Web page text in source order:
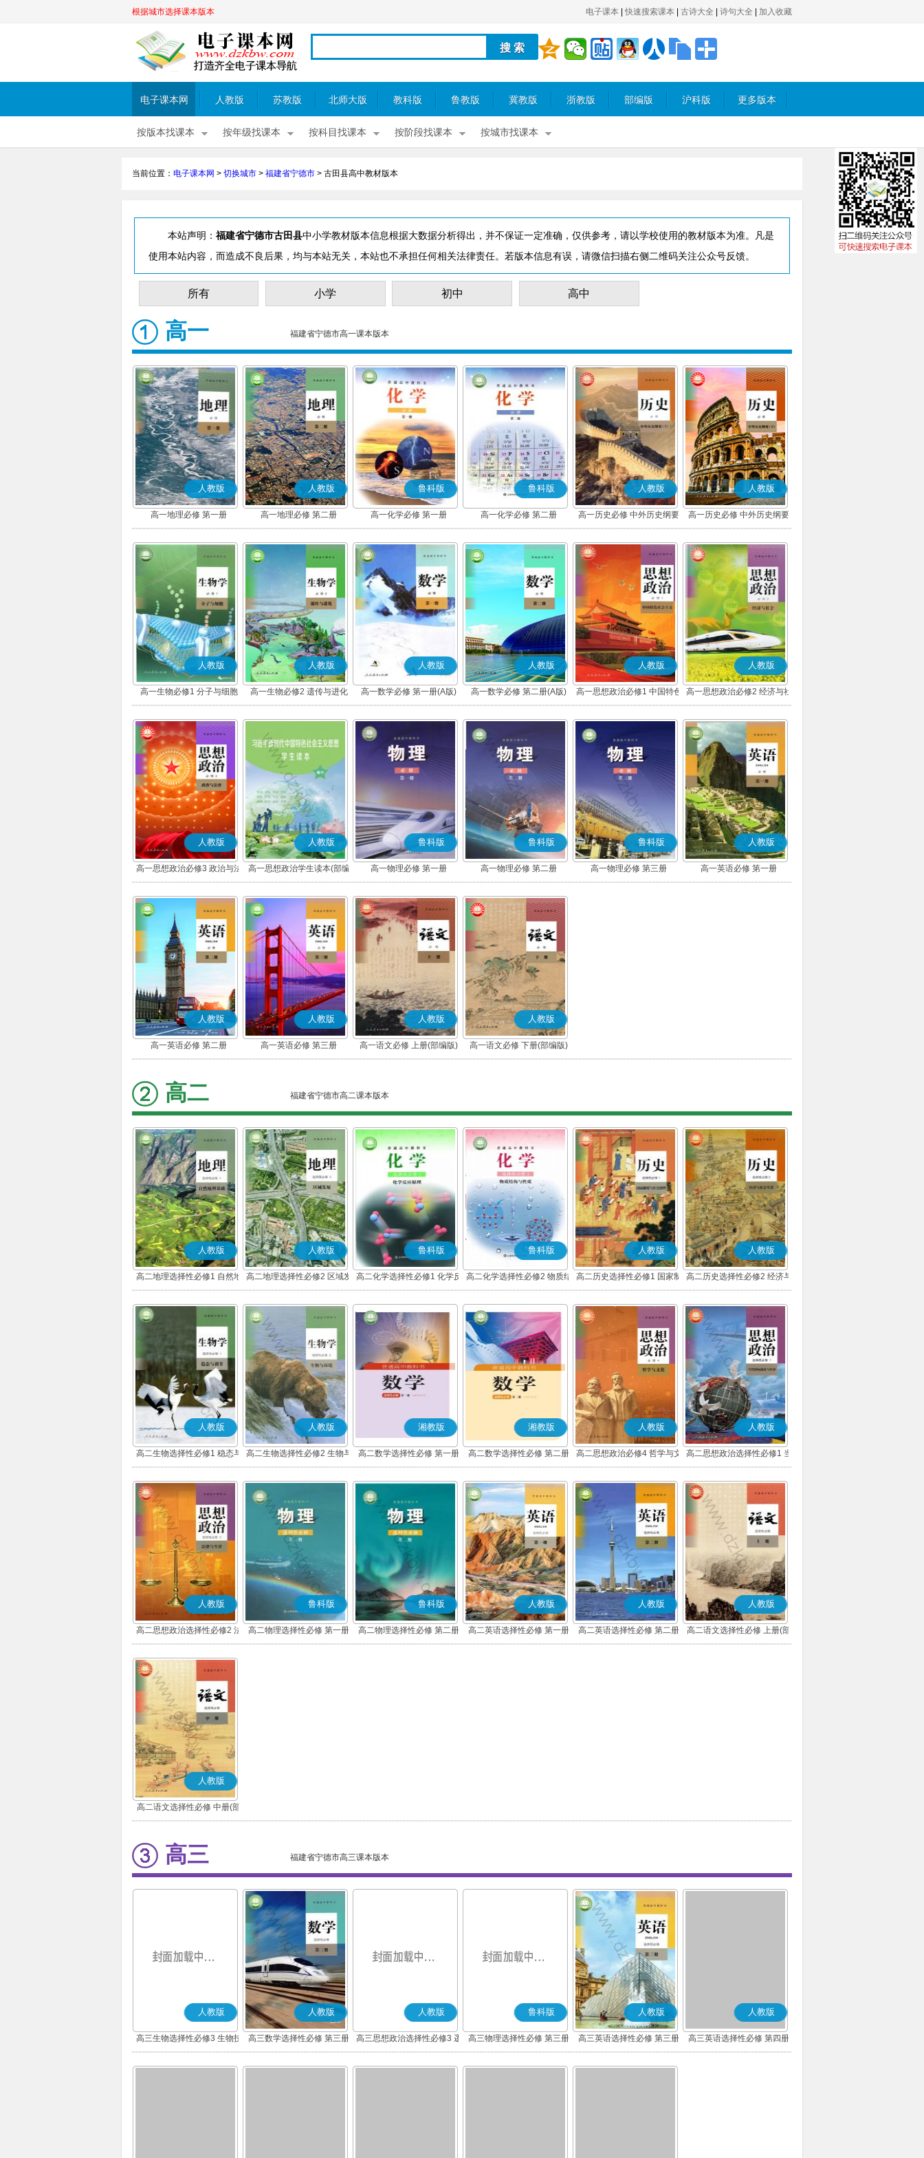
根据城市选择课本版本 电子课本 快速搜索课本 古诗大全 诗句大全 加入收藏
电子课本网 人教版 苏教版 北师大版 教科版 鲁教版 冀教版 浙教版 部编版 沪科版 更多版本
按版本找课本 按年级找课本 按科目找课本 按阶段找课本 按城市找课本
当前位置： 电子课本网 > 切换城市 > 福建省宁德市 > 古田县高中教材版本
本站声明： 福建省宁德市古田县中小学教材版本信息根据大数据分析得出，并不保证一定准确，仅供参考，请以学校使用的教材版本为准。凡是
使用本站内容，而造成不良后果，均与本站无关，本站也不承担任何相关法律责任。若版本信息有误，请微信扫描右侧二维码关注公众号反馈。
所有 小学 初中 高中
高一 福建省宁德市高一课本版本
人教版
高一地理必修 第一册
人教版
高一地理必修 第二册
鲁科版
高一化学必修 第一册
鲁科版
高一化学必修 第二册
人教版
高一历史必修 中外历史纲要
(上)(部编版)
人教版
高一历史必修 中外历史纲要
(下)(部编版)
人教版
高一生物必修1 分子与细胞
人教版
高一生物必修2 遗传与进化
人教版
高一数学必修 第一册(A版)
人教版
高一数学必修 第二册(A版)
人教版
高一思想政治必修1 中国特色
社会主义(部编版)
人教版
高一思想政治必修2 经济与社
会(部编版)
人教版
高一思想政治必修3 政治与法
治(部编版)
人教版
高一思想政治学生读本(部编
版)
鲁科版
高一物理必修 第一册
鲁科版
高一物理必修 第二册
鲁科版
高一物理必修 第三册
人教版
高一英语必修 第一册
人教版
高一英语必修 第二册
人教版
高一英语必修 第三册
人教版
高一语文必修 上册(部编版)
人教版
高一语文必修 下册(部编版)
高二 福建省宁德市高二课本版本
人教版
高二地理选择性必修1 自然地
理基础
人教版
高二地理选择性必修2 区域发
展
鲁科版
高二化学选择性必修1 化学反
应原理
鲁科版
高二化学选择性必修2 物质结
构与性质
人教版
高二历史选择性必修1 国家制
度与社会治理(部编版)
人教版
高二历史选择性必修2 经济与
社会生活(部编版)
人教版
高二生物选择性必修1 稳态与
调节
人教版
高二生物选择性必修2 生物与
环境
湘教版
高二数学选择性必修 第一册
湘教版
高二数学选择性必修 第二册
人教版
高二思想政治必修4 哲学与文
化(部编版)
人教版
高二思想政治选择性必修1 当
代国际政治与经济(部编版)
人教版
高二思想政治选择性必修2 法
律与生活(部编版)
鲁科版
高二物理选择性必修 第一册
鲁科版
高二物理选择性必修 第二册
人教版
高二英语选择性必修 第一册
人教版
高二英语选择性必修 第二册
人教版
高二语文选择性必修 上册(部
编版)
人教版
高二语文选择性必修 中册(部
编版)
高三 福建省宁德市高三课本版本
人教版
高三生物选择性必修3 生物技
术与工程
人教版
高三数学选择性必修 第三册
(B版)
人教版
高三思想政治选择性必修3 逻
辑与思维(部编版)
鲁科版
高三物理选择性必修 第三册
人教版
高三英语选择性必修 第三册
人教版
高三英语选择性必修 第四册